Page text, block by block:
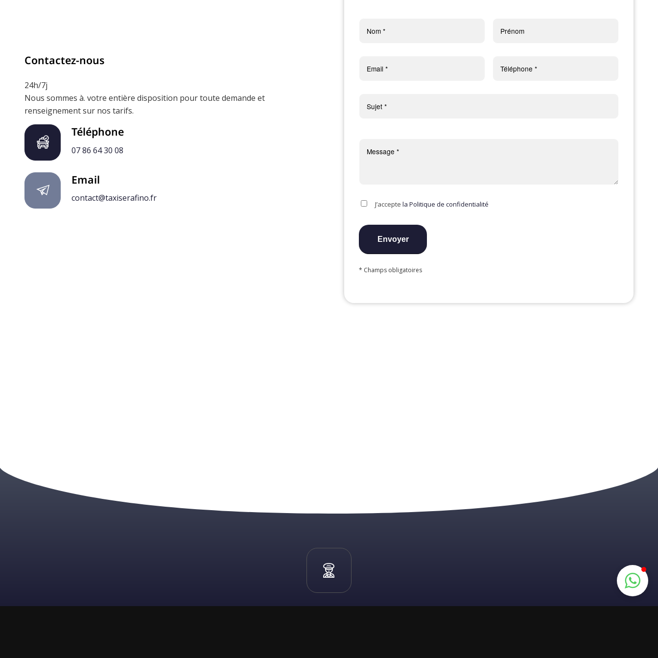
Contactez-nous
24h/7j
Nous sommes à. votre entière disposition pour toute demande et
renseignement sur nos tarifs.
Téléphone
07 86 64 30 08
Email
contact@taxiserafino.fr
J’acceptela Politique de confidentialité
* Champs obligatoires
Réservez